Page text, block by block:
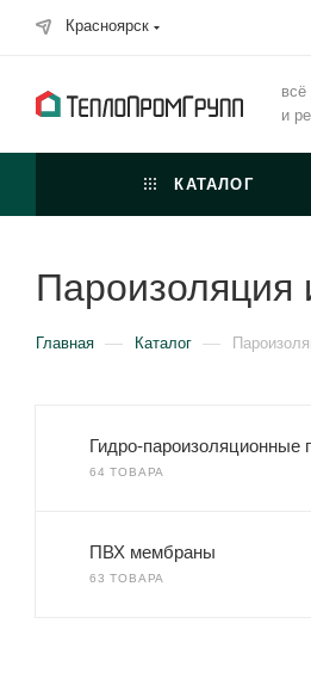
Красноярск
всё
и
КАТАЛОГ
Пароизоляция
Главная — Каталог —
Гидро-пароизоляционные
64 ТОВАРА
ПВХ мембраны
63 ТОВАРА